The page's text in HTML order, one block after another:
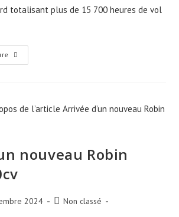
totalisant plus de 15 700 heures de vol
nouveau Robin
2024
Non classé